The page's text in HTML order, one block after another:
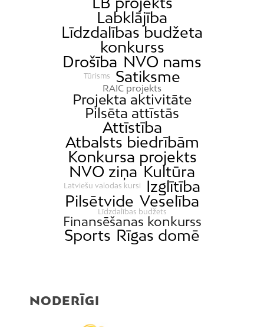
Labklājība
Līdzdalības budžeta
konkurss
Drošība NVO nams
Tūrisms Satiksme
RAIC projekts
Projekta aktivitāte
Pilsēta attīstās
Attīstība
Atbalsts biedrībām
Konkursa projekts
NVO ziņa Kultūra
Latviešu valodas kursi
Izglītība
Pilsētvide Veselība
Līdzdalības budžets
Finansēšanas konkurss
Sports Rīgas domē
NODERĪGI